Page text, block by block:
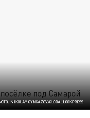
NIKOLAY GYNGAZOV/GLOBALLOOKPRESS